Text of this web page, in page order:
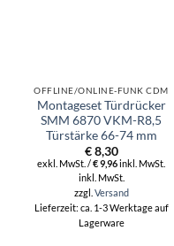
OFFLINE/ONLINE-FUNK CDM
Montageset Türdrücker
SMM 6870 VKM-R8,5
Türstärke 66-74 mm
€8,30
exkl. MwSt. /€9,96inkl. MwSt.
inkl. MwSt.
zzgl. Versand
Lieferzeit: ca. 1-3 Werktage auf
Lagerware